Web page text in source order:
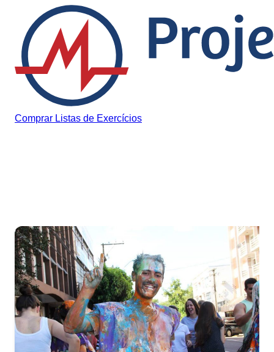
Pular para o conteúdo
Comprar Listas de Exercícios